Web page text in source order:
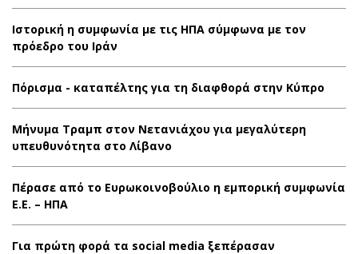
Ιστορική η συμφωνία με τις ΗΠΑ σύμφωνα με τον
πρόεδρο του Ιράν
Πόρισμα - καταπέλτης για τη διαφθορά στην Κύπρο
Μήνυμα Τραμπ στον Νετανιάχου για μεγαλύτερη
υπευθυνότητα στο Λίβανο
Πέρασε από το Ευρωκοινοβούλιο η εμπορική συμφωνία
Ε.Ε. – ΗΠΑ
Για πρώτη φορά τα social media ξεπέρασαν